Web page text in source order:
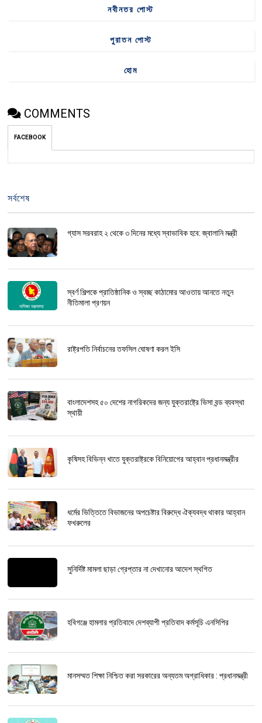
নবীনতর পোস্ট
পুরাতন পোস্ট
হোম
COMMENTS
FACEBOOK
সর্বশেষ
গ্যাস সরবরাহ ২ থেকে ৩ দিনের মধ্যে স্বাভাবিক হবে: জ্বালানি মন্ত্রী
স্বর্ণ শিল্পকে প্রাতিষ্ঠানিক ও স্বচ্ছ কাঠামোর আওতায় আনতে নতুন
নীতিমালা প্রণয়ন
রাষ্ট্রপতি নির্বাচনের তফসিল ঘোষণা করল ইসি
বাংলাদেশসহ ৫০ দেশের নাগরিকদের জন্য যুক্তরাষ্ট্রে ভিসা বন্ড ব্যবস্থা
স্থায়ী
কৃষিসহ বিভিন্ন খাতে যুক্তরাষ্ট্রকে বিনিয়োগের আহ্বান প্রধানমন্ত্রীর
ধর্মের ভিত্তিতে বিভাজনের অপচেষ্টার বিরুদ্ধে ঐক্যবদ্ধ থাকার আহ্বান
ফখরুলের
সুনির্দিষ্ট মামলা ছাড়া গ্রেপ্তার না দেখানোর আদেশ স্থগিত
হবিগঞ্জে হামলার প্রতিবাদে দেশব্যাপী প্রতিবাদ কর্মসূচি এনসিপির
মানসম্মত শিক্ষা নিশ্চিত করা সরকারের অন্যতম অগ্রাধিকার : প্রধানমন্ত্রী